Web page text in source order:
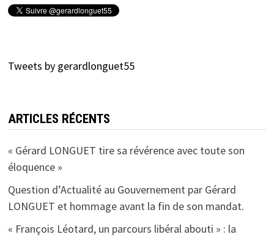
Tweets by gerardlonguet55
ARTICLES RÉCENTS
« Gérard LONGUET tire sa révérence avec toute son
éloquence »
Question d’Actualité au Gouvernement par Gérard
LONGUET et hommage avant la fin de son mandat.
« François Léotard, un parcours libéral abouti » : la